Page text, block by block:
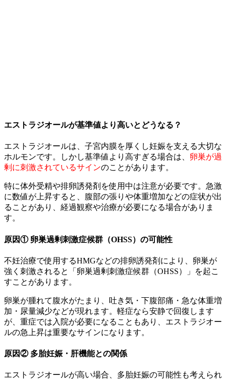
エストラジオールが基準値より高いとどうなる？
エストラジオールは、子宮内膜を厚くし妊娠を支える大切な
ホルモンです。しかし基準値より高すぎる場合は、 卵巣が過
剰に刺激されているサインのことがあります。
特に体外受精や排卵誘発剤を使用中は注意が必要です。急激
に数値が上昇すると、腹部の張りや体重増加などの症状が出
ることがあり、経過観察や治療が必要になる場合がありま
す。
原因① 卵巣過剰刺激症候群（OHSS）の可能性
不妊治療で使用するHMGなどの排卵誘発剤により、卵巣が
強く刺激されると「卵巣過剰刺激症候群（OHSS）」を起こ
すことがあります。
卵巣が腫れて腹水がたまり、吐き気・下腹部痛・急な体重増
加・尿量減少などが現れます。軽症なら安静で回復します
が、重症では入院が必要になることもあり、エストラジオー
ルの急上昇は重要なサインになります。
原因② 多胎妊娠・肝機能との関係
エストラジオールが高い場合、多胎妊娠の可能性も考えられ